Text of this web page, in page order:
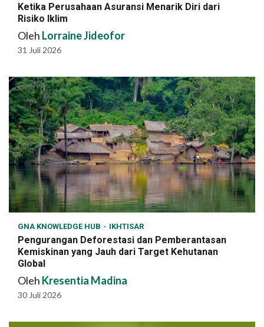
Ketika Perusahaan Asuransi Menarik Diri dari
Risiko Iklim
Oleh Lorraine Jideofor
31 Juli 2026
GNA KNOWLEDGE HUB IKHTISAR
Pengurangan Deforestasi dan Pemberantasan
Kemiskinan yang Jauh dari Target Kehutanan
Global
Oleh Kresentia Madina
30 Juli 2026